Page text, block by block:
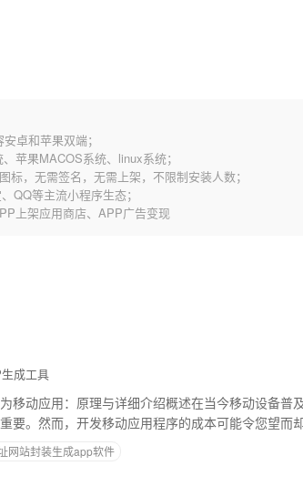
卓和苹果双端；
苹果MACOS系统、linux系统；
，无需签名，无需上架，不限制安装人数；
QQ等主流小程序生态；
上架应用商店、APP广告变现
成工具
移动应用：原理与详细介绍概述在当今移动设备普
要。然而，开发移动应用程序的成本可能令您望而
用程序就成为了一个明智的选择。在这篇文
网站封装生成app软件